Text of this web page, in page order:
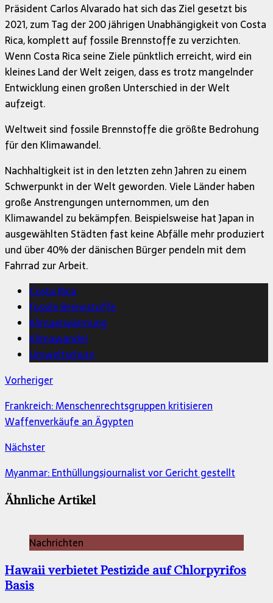
Präsident Carlos Alvarado hat sich das Ziel gesetzt bis
2021, zum Tag der 200 jährigen Unabhängigkeit von Costa
Rica, komplett auf fossile Brennstoffe zu verzichten.
Wenn Costa Rica seine Ziele pünktlich erreicht, wird ein
kleines Land der Welt zeigen, dass es trotz mangelnder
Entwicklung einen großen Unterschied in der Welt
aufzeigt.
Weltweit sind fossile Brennstoffe die größte Bedrohung
für den Klimawandel.
Nachhaltigkeit ist in den letzten zehn Jahren zu einem
Schwerpunkt in der Welt geworden. Viele Länder haben
große Anstrengungen unternommen, um den
Klimawandel zu bekämpfen. Beispielsweise hat Japan in
ausgewählten Städten fast keine Abfälle mehr produziert
und über 40% der dänischen Bürger pendeln mit dem
Fahrrad zur Arbeit.
Costa Rica
fossile Brennstoffe
Klimaerwärmung
Klimawandel
Umweltschutz
Vorheriger
Frankreich: Menschenrechtsgruppen kritisieren
Waffenverkäufe an Ägypten
Nächster
Myanmar: Enthüllungsjournalist vor Gericht gestellt
Ähnliche Artikel
Nachrichten
Hawaii verbietet Pestizide auf Chlorpyrifos
Basis